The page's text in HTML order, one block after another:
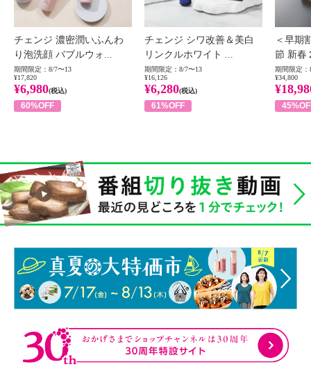
チェンジ 濃密潤いふんわ
り泡洗顔 バブルウォ...
期間限定：8/7〜13
¥17,820
¥6,980(税込)
60%OFF
チェンジ シワ改善＆美白
リンクルホワイト ...
期間限定：8/7〜13
¥16,126
¥6,280(税込)
61%OFF
＜早期
節 新春
期間限定：
¥34,800